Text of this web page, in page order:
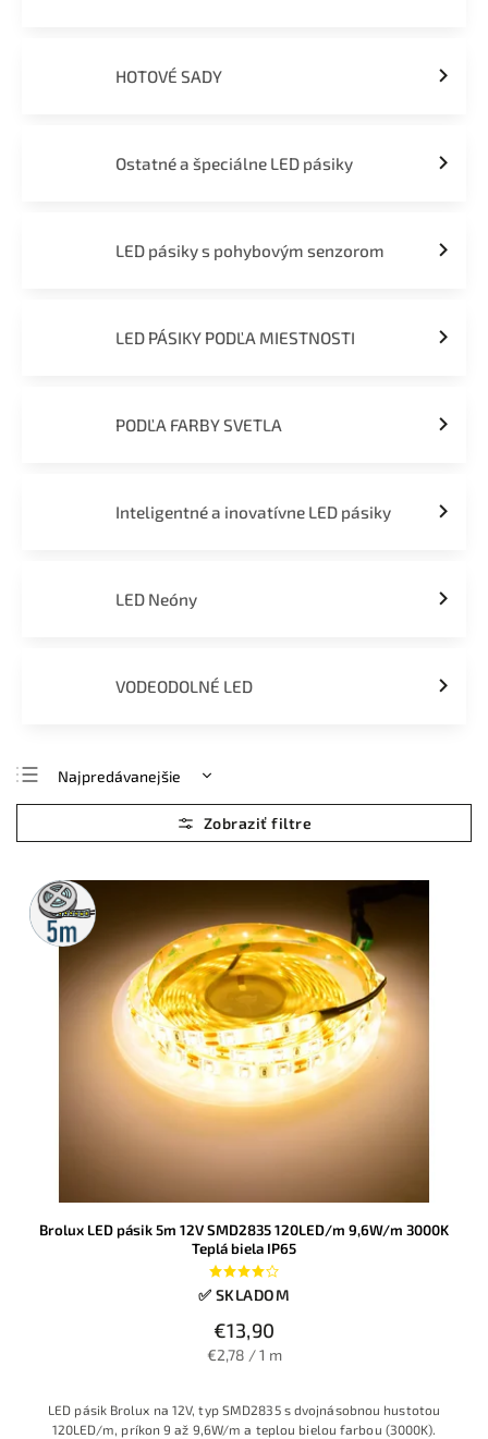
HOTOVÉ SADY
Ostatné a špeciálne LED pásiky
LED pásiky s pohybovým senzorom
LED PÁSIKY PODĽA MIESTNOSTI
PODĽA FARBY SVETLA
Inteligentné a inovatívne LED pásiky
LED Neóny
VODEODOLNÉ LED
Najpredávanejšie
Najlacnejšie
Najdrahšie
Abecedne
5m
rolka
Brolux LED pásik 5m 12V SMD2835 120LED/m 9,6W/m 3000K
Teplá biela IP65
✅ SKLADOM
€13,90
€2,78 / 1 m
LED pásik Brolux na 12V, typ SMD2835 s dvojnásobnou hustotou
120LED/m, príkon 9 až 9,6W/m a teplou bielou farbou (3000K).